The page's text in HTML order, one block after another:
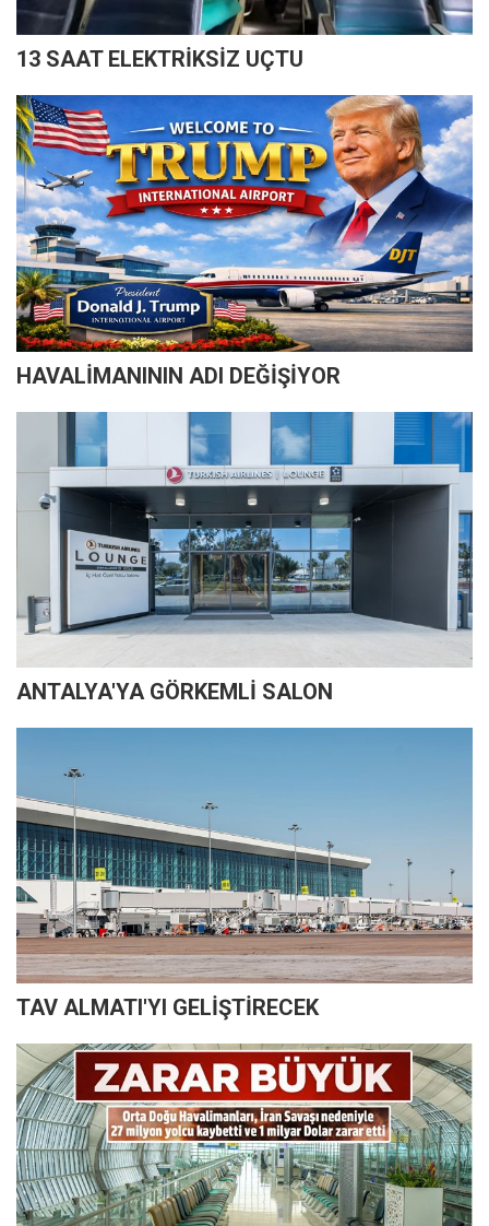
13 SAAT ELEKTRİKSİZ UÇTU
HAVALİMANININ ADI DEĞİŞİYOR
ANTALYA'YA GÖRKEMLİ SALON
TAV ALMATI'YI GELİŞTİRECEK